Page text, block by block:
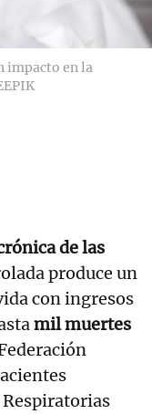
impacto en la
de las
produce un
con ingresos
mil muertes